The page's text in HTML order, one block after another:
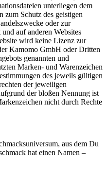
unterliegen dem
zum Schutz des geistigen
oder zur
auf anderen Websites
wird keine Lizenz zur
Kamomo GmbH oder Dritten
genannten und
Marken- und Warenzeichen
des jeweils gültigen
der jeweiligen
der bloßen Nennung ist
nicht durch Rechte
aus dem Du
hat einen Namen –